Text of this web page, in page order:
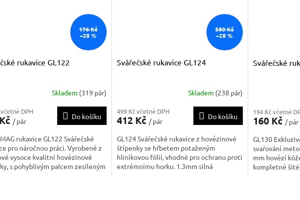
176 Kč
–28 %
rukavice GL122
Skladem (319 pár)
DPH
/ pár
Do košíku
rukavice GL122 Svářečské
pro náročnou práci. Vyrobené z
vysoce kvalitní hovězinové
s pohyblivým palcem zesíleným
580 Kč
–28 %
Svářečské rukavice GL124
Skladem (238 pár)
499 Kč včetně DPH
412 Kč / pár
Do košíku
GL124 Svářečské rukavice z hovězinové
štípenky se hřbetem potaženým
hliníkovou fólií, vhodné pro ochranu proti
extrémnímu horku. 1.3mm silná
Svářečské
194 Kč včetně
160 Kč / pár
GL130
svařování
mm hovězí
kompletně